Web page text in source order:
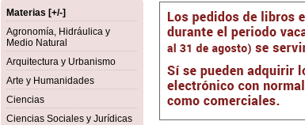
Materias [+/-]
Agronomía, Hidráulica y
Medio Natural
Arquitectura y Urbanismo
Arte y Humanidades
Ciencias
Ciencias Sociales y Jurídicas